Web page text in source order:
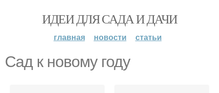
ИДЕИ ДЛЯ САДА И ДАЧИ
главная новости статьи
Сад к новому году